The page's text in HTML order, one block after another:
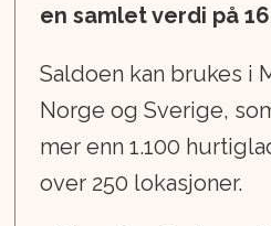
en samlet verdi på
Saldoen kan brukes i
Norge og Sverige,
mer enn 1.100
over 250 lokasjoner.